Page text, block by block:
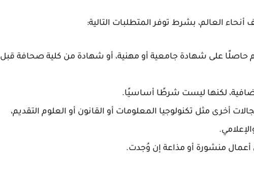
العالم، بشرط توفر المتطلبات التالية:
حاصلًا على شهادة جامعية أو مهنية، أو شهادة من كلية صحافة قبل
لكنها ليست شرطًا أساسيًا.
أخرى مثل تكنولوجيا المعلومات أو القانون أو العلوم التقديم،
منشورة أو مذاعة إن وُجدت.